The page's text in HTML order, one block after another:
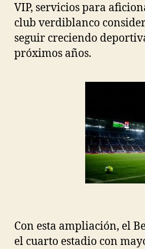
VIP, servicios para
club verdiblanco
seguir creciendo
próximos años.
Con esta ampliación, el
el cuarto estadio con